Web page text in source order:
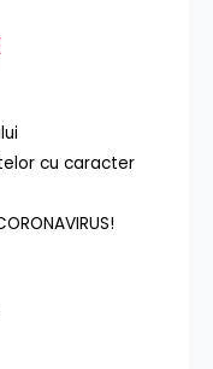
cu caracter